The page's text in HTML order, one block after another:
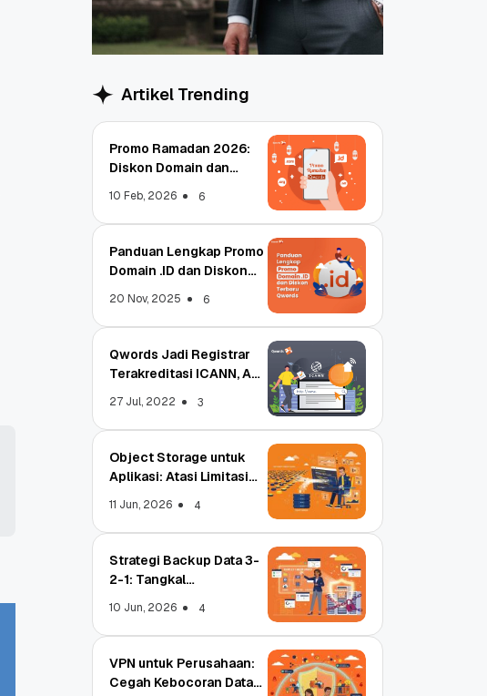
Object Storage untuk
Artikel Trending
Promo Ramadan 2026:
Diskon Domain dan
10 Feb, 2026 6
Panduan Lengkap Promo
Domain .ID dan Diskon
20 Nov, 2025 6
Qwords Jadi Registrar
Terakreditasi ICANN, Apa
27 Jul, 2022 3
Object Storage untuk
Aplikasi: Atasi Limitasi
11 Jun, 2026 4
Strategi Backup Data 3-
2-1: Tangkal
10 Jun, 2026 4
VPN untuk Perusahaan:
Cegah Kebocoran Data